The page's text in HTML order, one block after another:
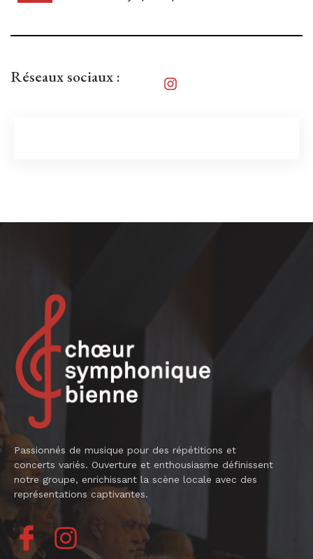
Réseaux sociaux :
Passionnés de musique pour des répétitions et
concerts variés. Ouverture et enthousiasme définissent
notre groupe, enrichissant la scène locale avec des
représentations captivantes.